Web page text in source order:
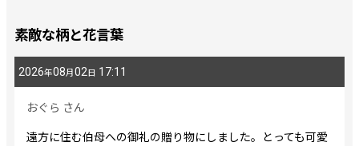
素敵な柄と花言葉
2026年08月02日 17:11
おぐら さん
遠方に住む伯母への御礼の贈り物にしました。とっても可愛